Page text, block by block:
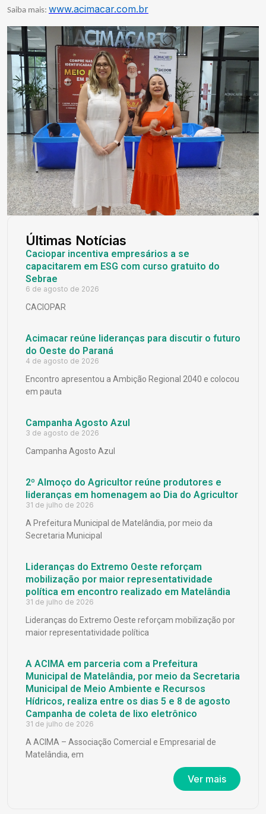
Saiba mais: www.acimacar.com.br
Últimas Notícias
Caciopar incentiva empresários a se
capacitarem em ESG com curso gratuito do
Sebrae
6 de agosto de 2026
CACIOPAR
Acimacar reúne lideranças para discutir o futuro
do Oeste do Paraná
4 de agosto de 2026
Encontro apresentou a Ambição Regional 2040 e colocou
em pauta
Campanha Agosto Azul
3 de agosto de 2026
Campanha Agosto Azul
2º Almoço do Agricultor reúne produtores e
lideranças em homenagem ao Dia do Agricultor
31 de julho de 2026
A Prefeitura Municipal de Matelândia, por meio da
Secretaria Municipal
Lideranças do Extremo Oeste reforçam
mobilização por maior representatividade
política em encontro realizado em Matelândia
31 de julho de 2026
Lideranças do Extremo Oeste reforçam mobilização por
maior representatividade política
A ACIMA em parceria com a Prefeitura
Municipal de Matelândia, por meio da Secretaria
Municipal de Meio Ambiente e Recursos
Hídricos, realiza entre os dias 5 e 8 de agosto
Campanha de coleta de lixo eletrônico
31 de julho de 2026
A ACIMA – Associação Comercial e Empresarial de
Matelândia, em
Ver mais